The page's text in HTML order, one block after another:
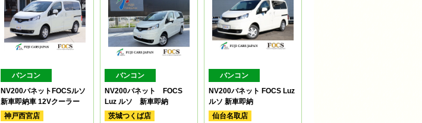
バンコン
NV200バネットFOCSルソ
新車即納車 12Vクーラー
神戸西宮店
バンコン
NV200バネット FOCS
Luz ルソ 新車即納
茨城つくば店
バンコン
NV200バネット FOCS Luz
ルソ 新車即納
仙台名取店